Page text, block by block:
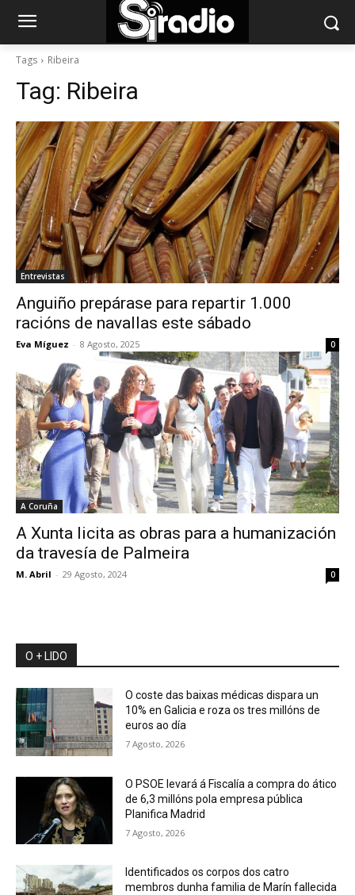
Tags Ribeira
Tag: Ribeira
Entrevistas
Anguiño prepárase para repartir 1.000
racións de navallas este sábado
Eva Míguez - 8 Agosto, 2025 0
A Coruña
A Xunta licita as obras para a humanización
da travesía de Palmeira
M. Abril - 29 Agosto, 2024 0
O + LIDO
O coste das baixas médicas dispara un
10% en Galicia e roza os tres millóns de
euros ao día
7 Agosto, 2026
O PSOE levará á Fiscalía a compra do ático
de 6,3 millóns pola empresa pública
Planifica Madrid
7 Agosto, 2026
Identificados os corpos dos catro
membros dunha familia de Marín fallecida